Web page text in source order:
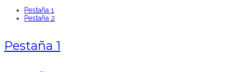
Pestaña 1
Pestaña 2
Pestaña 1